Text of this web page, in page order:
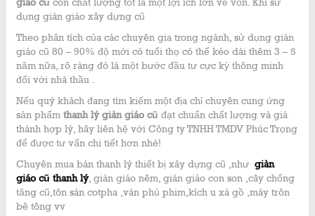
giáo cũ còn chất lượng tốt là một lợi ích lớn về vốn. Khi sử
dụng giàn giáo xây dựng cũ
Theo phân tích của các chuyên gia trong ngành, sử dụng giàn
giáo cũ 80 – 90% độ mới có tuổi thọ có thể kéo dài thêm 3 – 5
năm nữa, rõ ràng đó là một bước đầu tư cực kỳ thông minh
đối với nhà thầu .
Nếu quý khách đang tìm kiếm một địa chỉ chuyên cung ứng
sản phẩm thanh lý giàn giáo cũ đạt chuẩn chất lượng và giá
thành hợp lý, hãy liên hệ với Công ty TNHH TMDV Phúc Trọng
để được tư vấn chi tiết hơn nhé!
Chuyên mua bán thanh lý thiết bị xây dựng cũ ,như giàn
giáo cũ thanh lý, giàn giáo nêm, giàn giáo con son ,cây chống
tăng cũ,tôn sàn cotpha ,ván phủ phim,kích u xà gồ ,máy trôn
bê tông vv